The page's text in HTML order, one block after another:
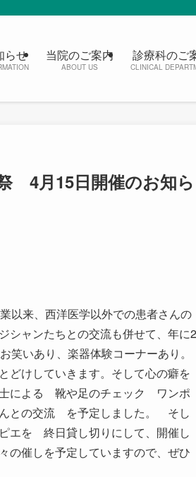
らせ 当院のご案内
ABOUT US
診療科のご
CLINICAL
4月15日開催のお知ら
以来、西洋医学以外での患者さんの
ャンたちとの交流も併せて、年に2
いあり、楽器体験コーナーあり。
けしていきます。そして心の癖を
士による 靴や足のチェック ワンポ
との交流 を予定しました。 そし
を 終日貸し切りにして、開催し
の催しを予定していますので、ぜひ